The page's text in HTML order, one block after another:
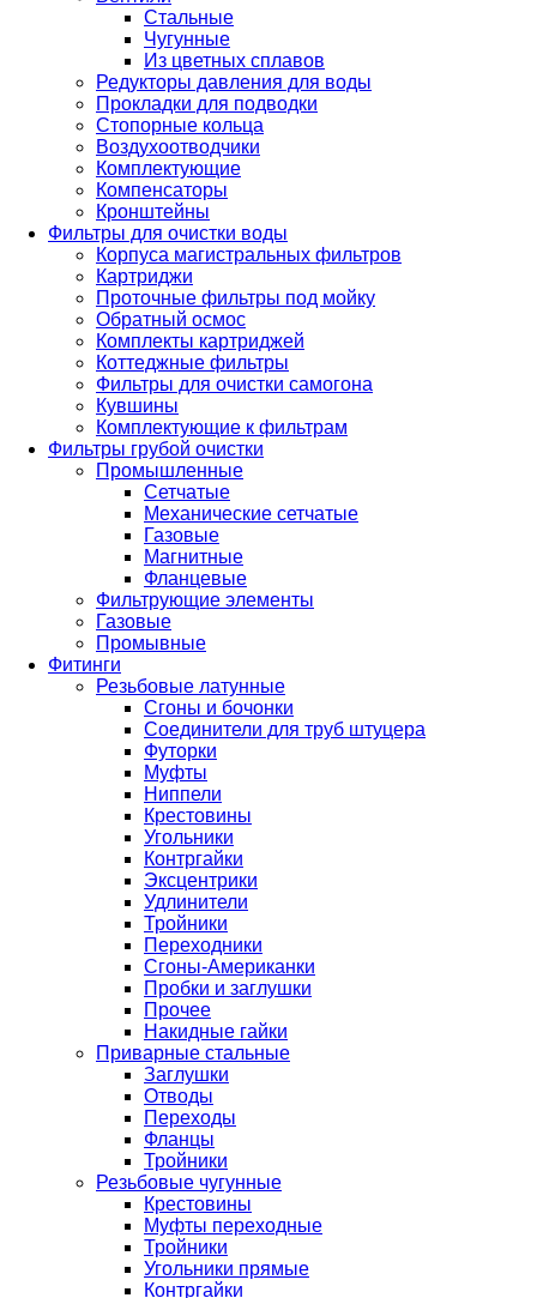
Стальные
Чугунные
Из цветных сплавов
Редукторы давления для воды
Прокладки для подводки
Стопорные кольца
Воздухоотводчики
Комплектующие
Компенсаторы
Кронштейны
Фильтры для очистки воды
Корпуса магистральных фильтров
Картриджи
Проточные фильтры под мойку
Обратный осмос
Комплекты картриджей
Коттеджные фильтры
Фильтры для очистки самогона
Кувшины
Комплектующие к фильтрам
Фильтры грубой очистки
Промышленные
Сетчатые
Механические сетчатые
Газовые
Магнитные
Фланцевые
Фильтрующие элементы
Газовые
Промывные
Фитинги
Резьбовые латунные
Сгоны и бочонки
Соединители для труб штуцера
Футорки
Муфты
Ниппели
Крестовины
Угольники
Контргайки
Эксцентрики
Удлинители
Тройники
Переходники
Сгоны-Американки
Пробки и заглушки
Прочее
Накидные гайки
Приварные стальные
Заглушки
Отводы
Переходы
Фланцы
Тройники
Резьбовые чугунные
Крестовины
Муфты переходные
Тройники
Угольники прямые
Контргайки